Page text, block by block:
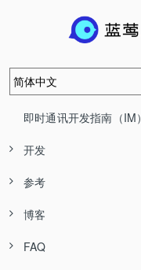
即时通讯开发指南（IM）
开发
参考
博客
FAQ